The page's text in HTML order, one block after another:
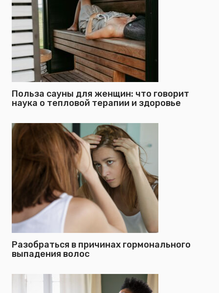
Польза сауны для женщин: что говорит
наука о тепловой терапии и здоровье
Разобраться в причинах гормонального
выпадения волос